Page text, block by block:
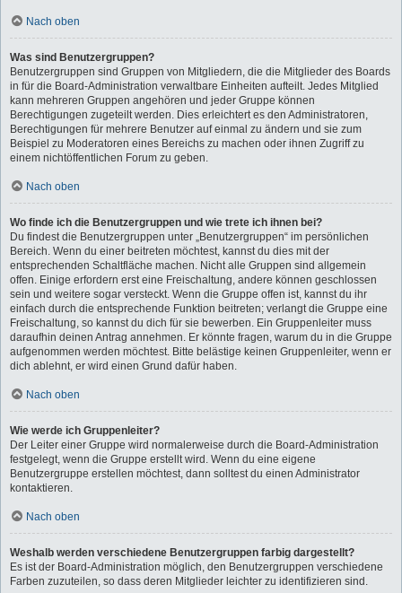
Nach oben
Was sind Benutzergruppen?
Benutzergruppen sind Gruppen von Mitgliedern, die die Mitglieder des Boards
in für die Board-Administration verwaltbare Einheiten aufteilt. Jedes Mitglied
kann mehreren Gruppen angehören und jeder Gruppe können
Berechtigungen zugeteilt werden. Dies erleichtert es den Administratoren,
Berechtigungen für mehrere Benutzer auf einmal zu ändern und sie zum
Beispiel zu Moderatoren eines Bereichs zu machen oder ihnen Zugriff zu
einem nichtöffentlichen Forum zu geben.
Nach oben
Wo finde ich die Benutzergruppen und wie trete ich ihnen bei?
Du findest die Benutzergruppen unter „Benutzergruppen“ im persönlichen
Bereich. Wenn du einer beitreten möchtest, kannst du dies mit der
entsprechenden Schaltfläche machen. Nicht alle Gruppen sind allgemein
offen. Einige erfordern erst eine Freischaltung, andere können geschlossen
sein und weitere sogar versteckt. Wenn die Gruppe offen ist, kannst du ihr
einfach durch die entsprechende Funktion beitreten; verlangt die Gruppe eine
Freischaltung, so kannst du dich für sie bewerben. Ein Gruppenleiter muss
daraufhin deinen Antrag annehmen. Er könnte fragen, warum du in die Gruppe
aufgenommen werden möchtest. Bitte belästige keinen Gruppenleiter, wenn er
dich ablehnt, er wird einen Grund dafür haben.
Nach oben
Wie werde ich Gruppenleiter?
Der Leiter einer Gruppe wird normalerweise durch die Board-Administration
festgelegt, wenn die Gruppe erstellt wird. Wenn du eine eigene
Benutzergruppe erstellen möchtest, dann solltest du einen Administrator
kontaktieren.
Nach oben
Weshalb werden verschiedene Benutzergruppen farbig dargestellt?
Es ist der Board-Administration möglich, den Benutzergruppen verschiedene
Farben zuzuteilen, so dass deren Mitglieder leichter zu identifizieren sind.